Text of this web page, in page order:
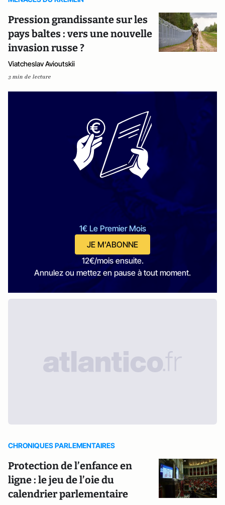
Pression grandissante sur les
pays baltes : vers une nouvelle
invasion russe ?
Viatcheslav Avioutskii
3 min de lecture
1€ Le Premier Mois
JE M'ABONNE
12€/mois ensuite.
Annulez ou mettez en pause à tout moment.
CHRONIQUES PARLEMENTAIRES
Protection de l’enfance en
ligne : le jeu de l’oie du
calendrier parlementaire